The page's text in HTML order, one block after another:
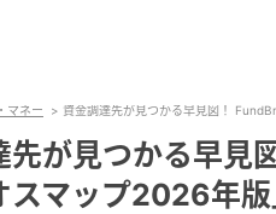
マネー 資金調達先が見つかる早見図！
先が見つかる早見
スマップ2026年版